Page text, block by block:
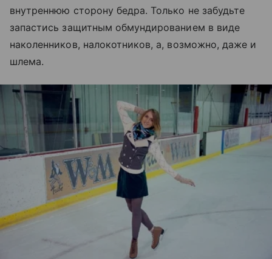
внутреннюю сторону бедра. Только не забудьте
запастись защитным обмундированием в виде
наколенников, налокотников, а, возможно, даже и
шлема.